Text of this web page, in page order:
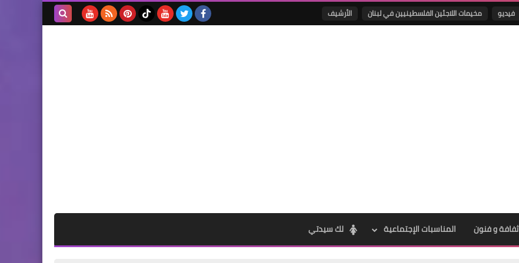
فيديو مخيمات اللاجئين الفلسطينيين في لبنان الأرشيف
ثفافة و فنون المناسبات الإجتماعية لك سيدتي
حادث سير لملالة لليونيفل
وسيارة رانج روفر في الجنوب !​
المرحومة زهرة حسن الخليل